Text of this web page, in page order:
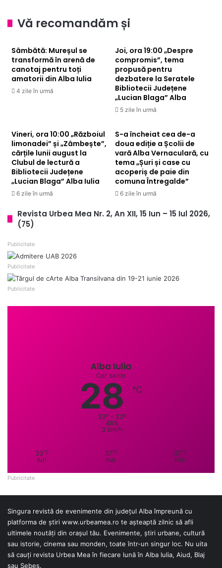
Vă recomandăm și
Sâmbătă: Mureșul se
transformă în arenă de
canotaj pentru toți
amatorii din Alba Iulia
4 zile în urmă
Joi, ora 19:00 „Despre
compromis”, tema
propusă pentru
dezbatere la Seratele
Bibliotecii Județene
„Lucian Blaga” Alba
5 zile în urmă
Vineri, ora 10:00 „Războiul
limonadei” și „Zâmbește”,
cărțile lunii august la
Clubul de lectură a
Bibliotecii Județene
„Lucian Blaga” Alba Iulia
6 zile în urmă
S-a încheiat cea de-a
doua ediție a Școlii de
vară Alba Vernaculară, cu
tema „Șuri și case cu
acoperiș de paie din
comuna Întregalde”
6 zile în urmă
Revista Urbea Mea Nr. 2, An XII, 15 Iun – 15 Iul 2026,
(75)
Publicitate
Publicitate
Publicitate
Alba Iulia
Cer senin
28 ℃
33º - 23º
48%
3 km/h
33℃
lun
37℃
mar
37℃
mie
Publicitate
Singura revistă de evenimente din județul Alba împreună cu
platforma de știri www.urbeamea.ro te așteaptă zilnic să afli
ultimele noutăți din orașul tău. Evenimente, știri urbane, cultură
sau istorie, cinema sau monden, toate într-un singur loc. Nu uita
să cauți revista Urbea Mea în fiecare lună în Alba Iulia, Aiud, Blaj
sau Sebeș.